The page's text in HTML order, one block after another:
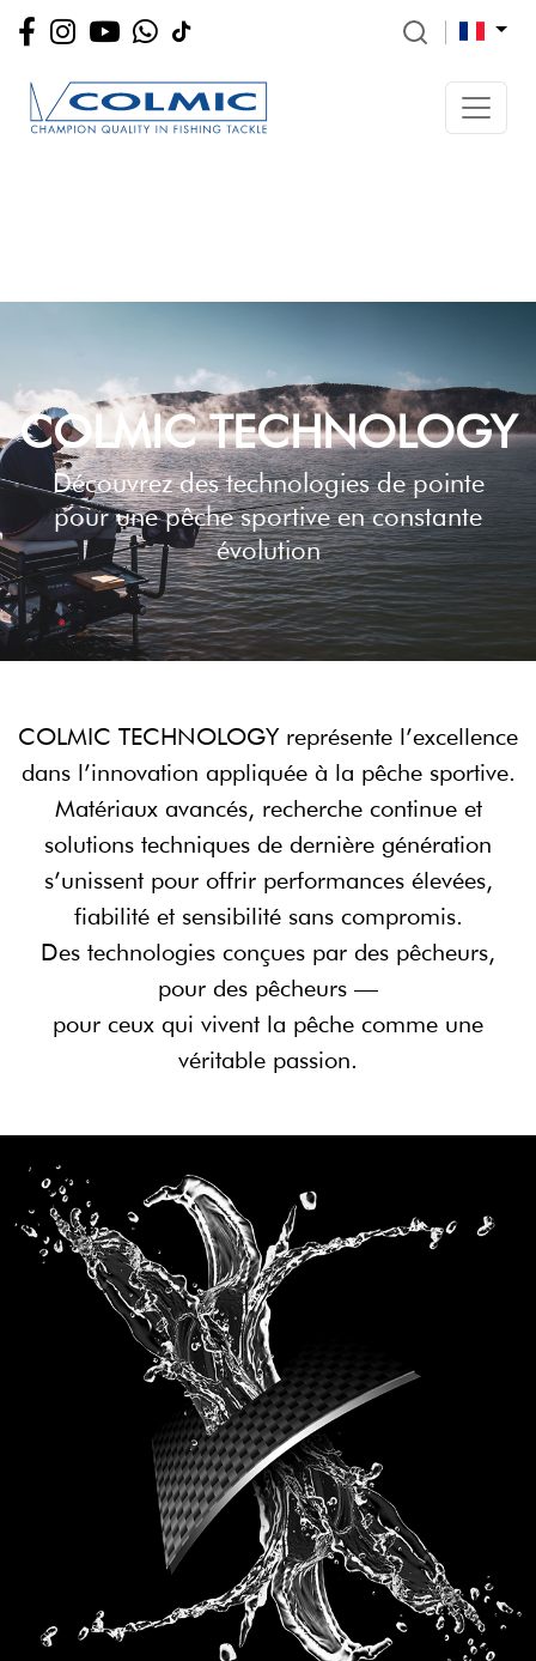
COLMIC TECHNOLOGY
Découvrez des technologies de pointe
pour une pêche sportive en constante
évolution
COLMIC TECHNOLOGY représente l’excellence
dans l’innovation appliquée à la pêche sportive.
Matériaux avancés, recherche continue et
solutions techniques de dernière génération
s’unissent pour offrir performances élevées,
fiabilité et sensibilité sans compromis.
Des technologies conçues par des pêcheurs,
pour des pêcheurs —
pour ceux qui vivent la pêche comme une
véritable passion.